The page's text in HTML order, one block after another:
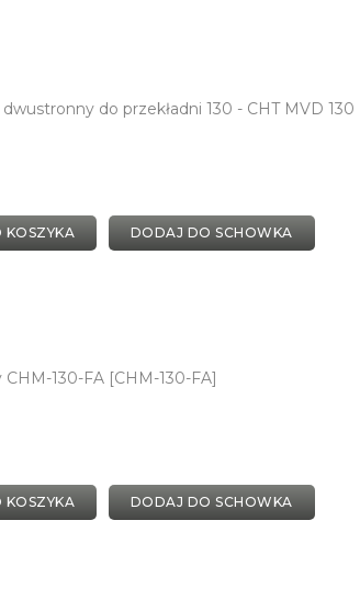
do przekładni 130 - CHT MVD 130
DODAJ DO SCHOWKA
CHM-130-FA [CHM-130-FA]
DODAJ DO SCHOWKA